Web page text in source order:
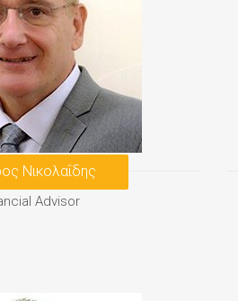
Νικολαΐδης
Advisor